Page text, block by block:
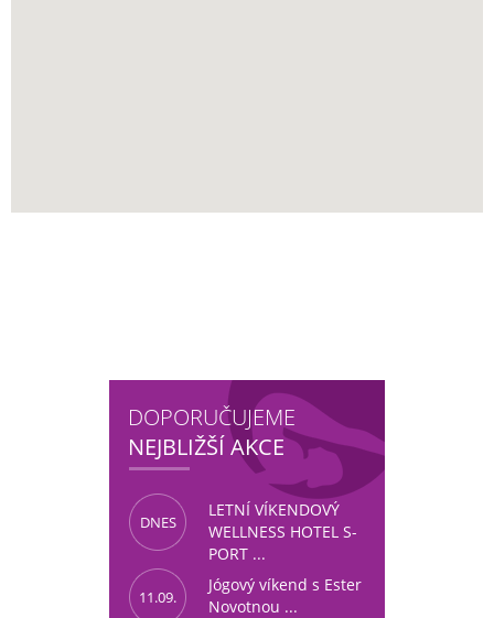
DOPORUČUJEME
NEJBLIŽŠÍ AKCE
DNES
LETNÍ VÍKENDOVÝ
WELLNESS HOTEL S-
PORT ...
11.09.
Jógový víkend s Ester
Novotnou ...